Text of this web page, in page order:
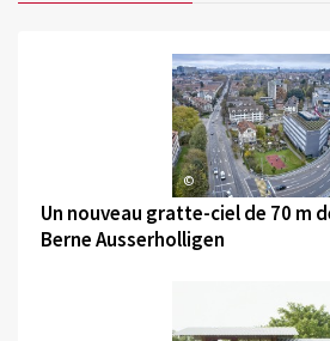
©
Un nouveau gratte-ciel de 70 m
Berne Ausserholligen